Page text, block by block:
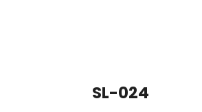
SL-024